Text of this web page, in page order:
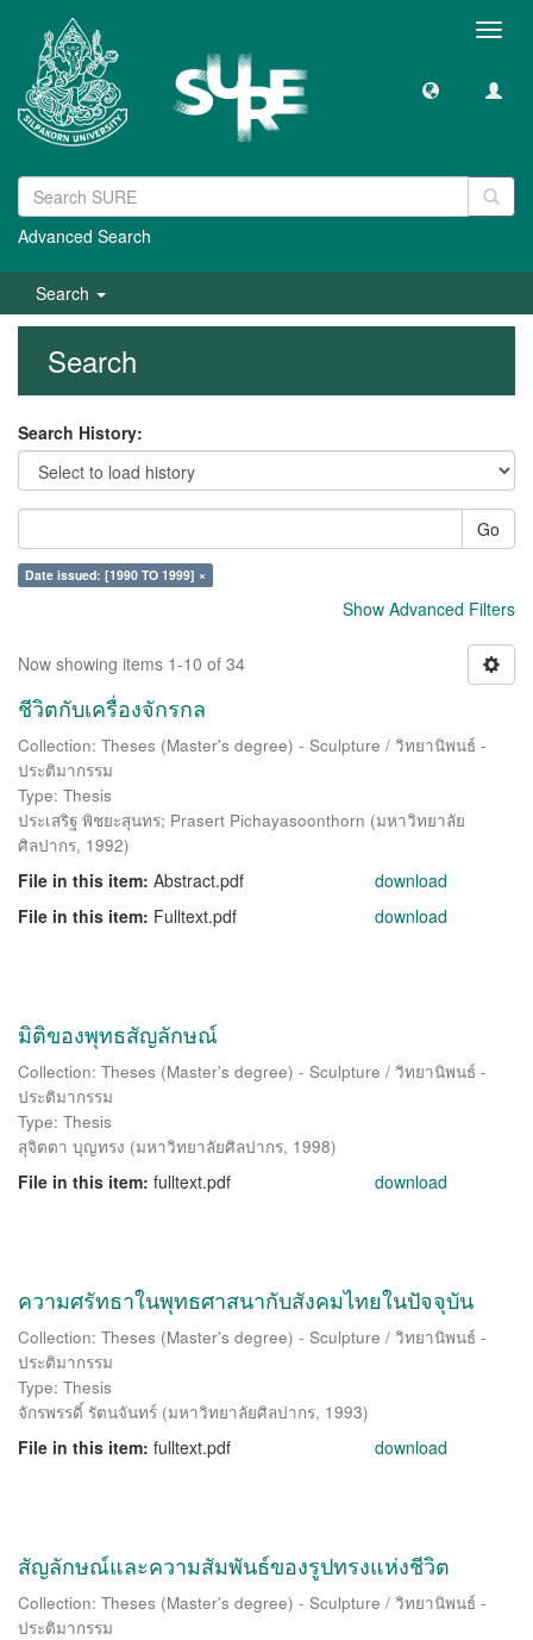
Advanced Search
Search
Search
Search History:
Go
Date issued: [1990 TO 1999] ×
Show Advanced Filters
Now showing items 1-10 of 34
ชีวิตกับเครื่องจักรกล
Collection: Theses (Master's degree) - Sculpture / วิทยานิพนธ์ -
ประติมากรรม
Type: Thesis
ประเสริฐ พิชยะสุนทร; Prasert Pichayasoonthorn (มหาวิทยาลัย
ศิลปากร, 1992)
File in this item: Abstract.pdf
download
File in this item: Fulltext.pdf download
มิติของพุทธสัญลักษณ์
Collection: Theses (Master's degree) - Sculpture / วิทยานิพนธ์ -
ประติมากรรม
Type: Thesis
สุจิตตา บุญทรง (มหาวิทยาลัยศิลปากร, 1998)
File in this item: fulltext.pdf download
ความศรัทธาในพุทธศาสนากับสังคมไทยในปัจจุบัน
Collection: Theses (Master's degree) - Sculpture / วิทยานิพนธ์ -
ประติมากรรม
Type: Thesis
จักรพรรดิ์ รัตนจันทร์ (มหาวิทยาลัยศิลปากร, 1993)
File in this item: fulltext.pdf download
สัญลักษณ์และความสัมพันธ์ของรูปทรงแห่งชีวิต
Collection: Theses (Master's degree) - Sculpture / วิทยานิพนธ์ -
ประติมากรรม